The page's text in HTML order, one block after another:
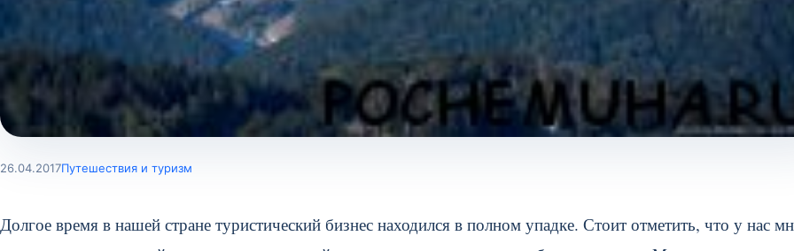
26.04.2017Путешествия и туризм
Долгое время в нашей стране туристический бизнес находился в полном упадке. Стоит отметить, что у нас